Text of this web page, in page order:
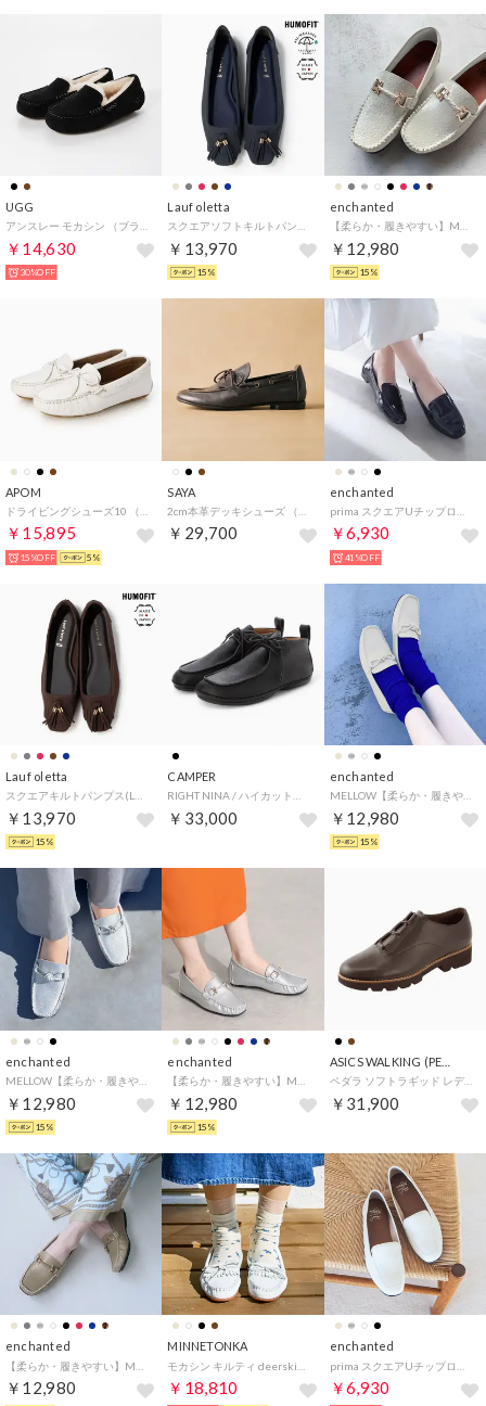
UGG
アンスレー モカシン （ブラック）
￥14,630
30%OFF
Lauf oletta
スクエアソフトキルトパンプス(LH120) （NAVY-S）
￥13,970
15%
enchanted
【柔らか・履きやすい】MELLOWソフトビットモカシンフラットシューズ （アイボリーコンビ）
￥12,980
15%
APOM
￥15,895
15%OFF 5%
SAYA
￥29,700
enchanted
￥6,930
41%OFF
Lauf oletta
スクエアキルトパンプス(LH120) （D.BROWN-S）
￥13,970
15%
CAMPER
RIGHT NINA / ハイカットシューズ （ブラック）
￥33,000
enchanted
MELLOW【柔らか・履きやすい】ソフトチューブモカシン （アイボリー）
￥12,980
15%
enchanted
￥12,980
15%
enchanted
￥12,980
15%
ペダラ ソフトラギッド レディース 3E 3.0cmヒール （コーヒー×コーヒー）
￥31,900
enchanted
￥12,980
MINNETONKA
￥18,810
enchanted
￥6,930